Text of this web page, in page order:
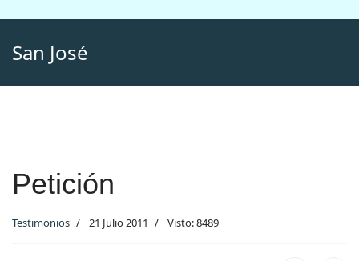
San José
Petición
Testimonios 21 Julio 2011 Visto: 8489